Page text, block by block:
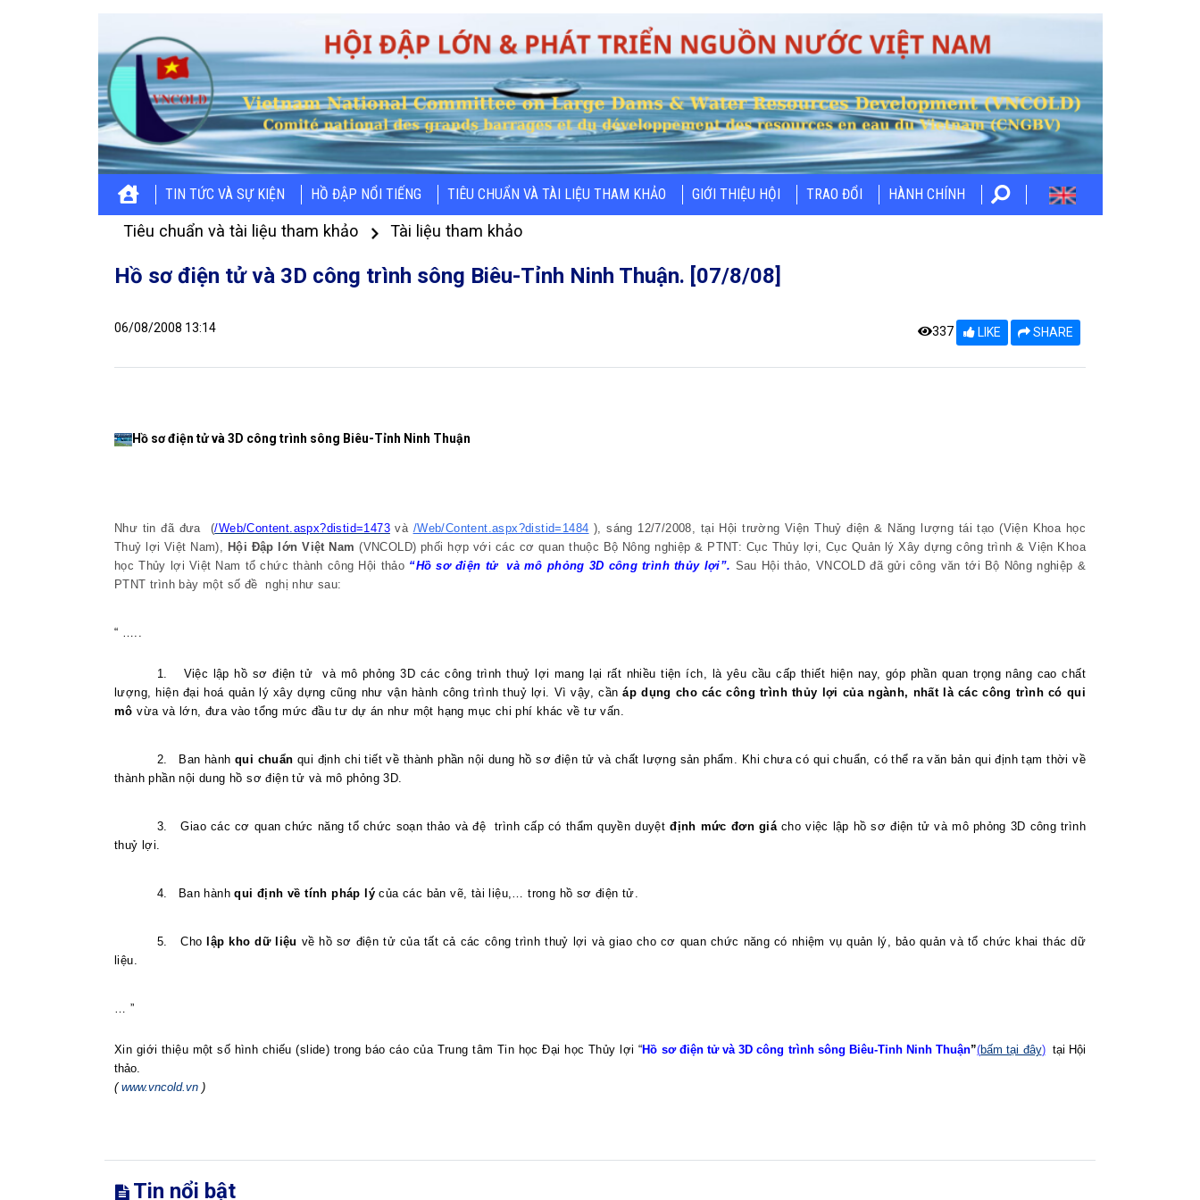
TIN TỨC VÀ SỰ KIỆN HỒ ĐẬP NỔI TIẾNG TIÊU CHUẨN VÀ TÀI LIỆU THAM KHẢO GIỚI THIỆU HỘI TRAO ĐỔI HÀNH CHÍNH
Tiêu chuẩn và tài liệu tham khảo Tài liệu tham khảo
Hồ sơ điện tử và 3D công trình sông Biêu-Tỉnh Ninh Thuận. [07/8/08]
06/08/2008 13:14 337 LIKE SHARE
Hồ sơ điện tử và 3D công trình sông Biêu-Tỉnh Ninh Thuận
Như tin đã đưa (/Web/Content.aspx?distid=1473và /Web/Content.aspx?distid=1484 ), sáng 12/7/2008, tại Hội trường Viện Thuỷ điện & Năng lượng tái tạo (Viện Khoa học
Thuỷ lợi Việt Nam), Hội Đập lớn Việt Nam (VNCOLD) phối hợp với các cơ quan thuộc Bộ Nông nghiệp & PTNT: Cục Thủy lợi, Cục Quản lý Xây dựng công trình & Viện Khoa
học Thủy lợi Việt Nam tổ chức thành công Hội thảo “Hồ sơ điện tử và mô phỏng 3D công trình thủy lợi”. Sau Hội thảo, VNCOLD đã gửi công văn tới Bộ Nông nghiệp &
PTNT trình bày một số đề
nghị như sau:
“ …..
1. Việc lập hồ sơ điện tử
và mô phỏng 3D các công trình thuỷ lợi mang lại rất nhiều tiện ích, là yêu cầu cấp thiết hiện nay, góp phần quan trọng nâng cao chất
lượng, hiện đại hoá quản lý xây dựng cũng như vận hành công trình thuỷ lợi. Vì vậy, cầnáp dụng cho các công trình thủy lợi của ngành, nhất là các công trình có qui
mô vừa và lớn, đưa vào tổng mức đầu tư dự án như một hạng mục chi phí khác về tư vấn.
2. Ban hành qui chuẩn qui định chi tiết về thành phần nội dung hồ sơ điện tử và chất lượng sản phẩm. Khi chưa có qui chuẩn, có thể ra văn bản qui định tạm thời về
thành phần nội dung hồ sơ điện tử và mô phỏng 3D.
3. Giao các cơ quan chức năng tổ chức soạn thảo và đệ trình cấp có thẩm quyền duyệtđịnh mức đơn giácho việc lập hồ sơ điện tử và mô phỏng 3D công trình
thuỷ lợi.
4. Ban hànhqui định về tính pháp lý của các bản vẽ, tài liệu,… trong hồ sơ điện tử.
5. Cho lập kho dữ liệu về hồ sơ điện tử của tất cả các công trình thuỷ lợi và giao cho cơ quan chức năng có nhiệm vụ quản lý, bảo quản và tổ chức khai thác dữ
liệu.
… ”
Xin giới thiệu một số hình chiếu (slide) trong báo cáo của Trung tâm Tin học Đại học Thủy lợi “Hồ sơ điện tử và 3D công trình sông Biêu-Tỉnh Ninh Thuận”(bấm tại đây) tại Hội
thảo.
(www.vncold.vn )
Tin nổi bật